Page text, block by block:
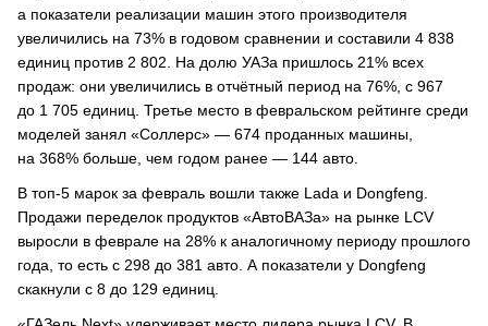
а показатели реализации машин этого производителя
увеличились на 73% в годовом сравнении и составили 4 838
единиц против 2 802. На долю УАЗа пришлось 21% всех
продаж: они увеличились в отчётный период на 76%, с 967
до 1 705 единиц. Третье место в февральском рейтинге среди
моделей занял «Соллерс» — 674 проданных машины,
на 368% больше, чем годом ранее — 144 авто.
В топ-5 марок за февраль вошли также Lada и Dongfeng.
Продажи переделок продуктов «АвтоВАЗа» на рынке LCV
выросли в феврале на 28% к аналогичному периоду прошлого
года, то есть с 298 до 381 авто. А показатели у Dongfeng
скакнули с 8 до 129 единиц.